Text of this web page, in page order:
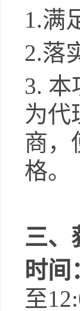
1.满
2.落
3. 本
为代
商，
格。
三、
时间
至